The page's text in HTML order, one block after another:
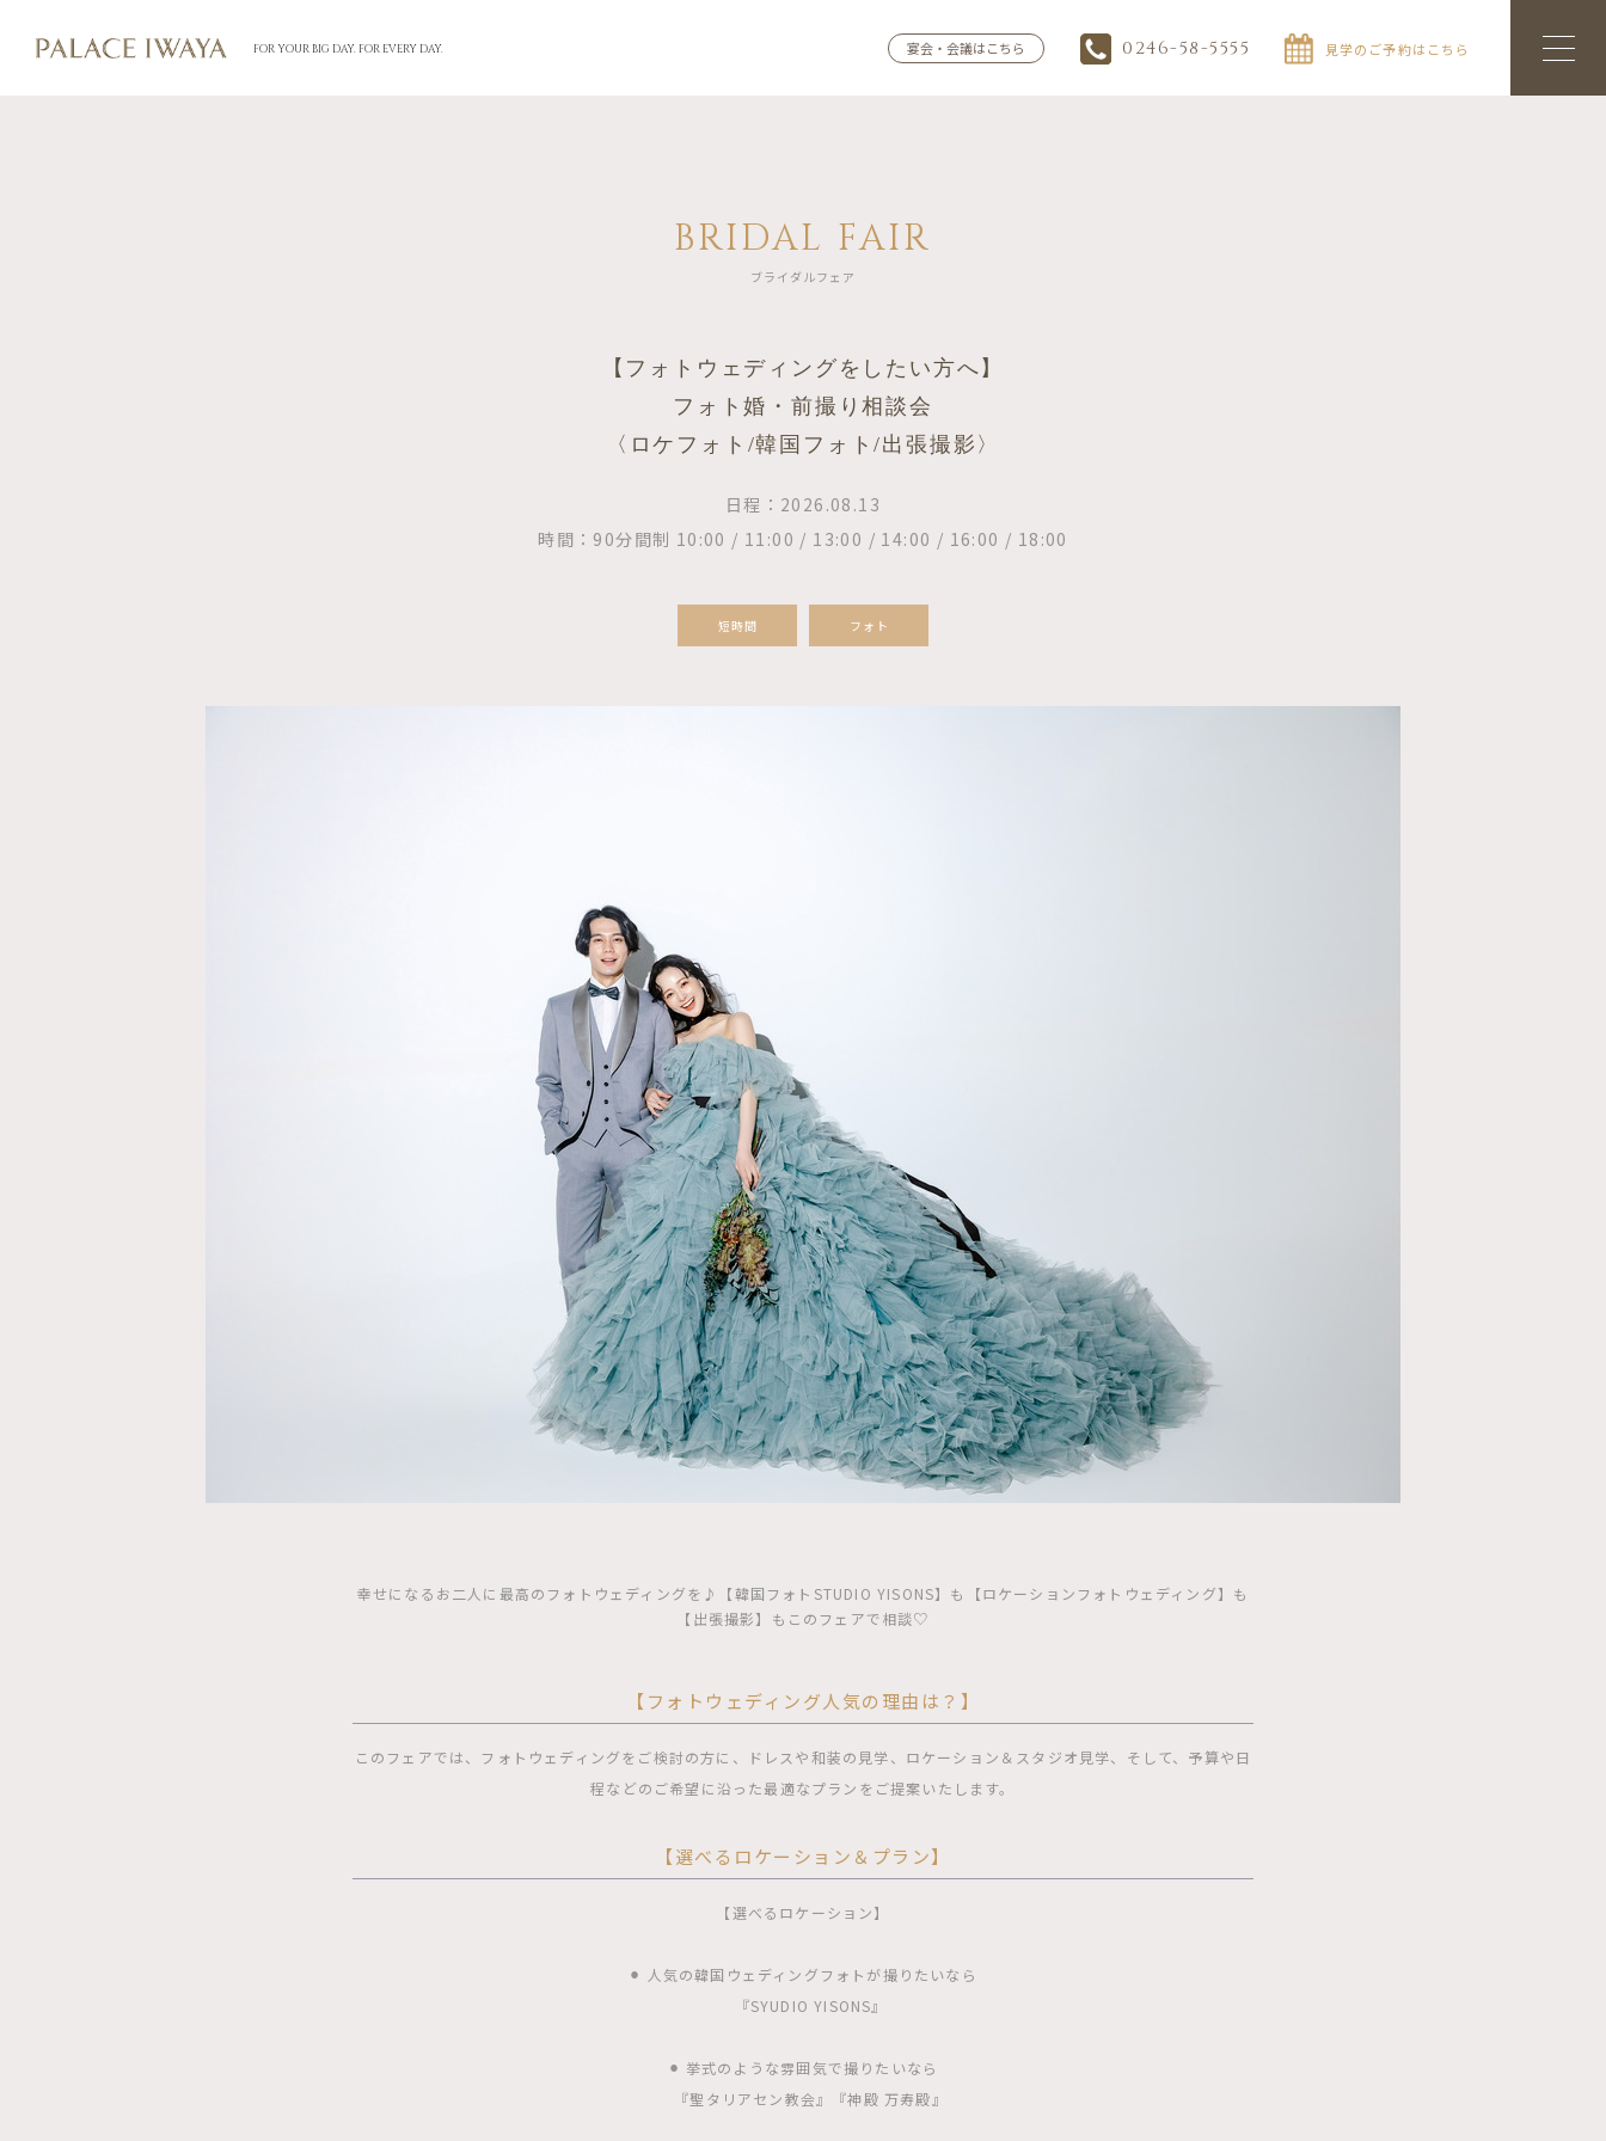
FOR YOUR BIG DAY. FOR EVERY DAY. 宴会・会議はこちら 0246-58-5555 見学のご予約はこちら
BRIDAL FAIR
ブライダルフェア
【フォトウェディングをしたい方へ】
フォト婚・前撮り相談会
〈ロケフォト/韓国フォト/出張撮影〉
日程：2026.08.13
時間：90分間制 10:00 / 11:00 / 13:00 / 14:00 / 16:00 / 18:00
短時間 フォト
幸せになるお二人に最高のフォトウェディングを♪【韓国フォトSTUDIO YISONS】も【ロケーションフォトウェディング】も
【出張撮影】もこのフェアで相談♡
【フォトウェディング人気の理由は？】
このフェアでは、フォトウェディングをご検討の方に、ドレスや和装の見学、ロケーション＆スタジオ見学、そして、予算や日
程などのご希望に沿った最適なプランをご提案いたします。
【選べるロケーション＆プラン】
【選べるロケーション】
⚫︎ 人気の韓国ウェディングフォトが撮りたいなら
『SYUDIO YISONS』
⚫︎ 挙式のような雰囲気で撮りたいなら
『聖タリアセン教会』『神殿 万寿殿』